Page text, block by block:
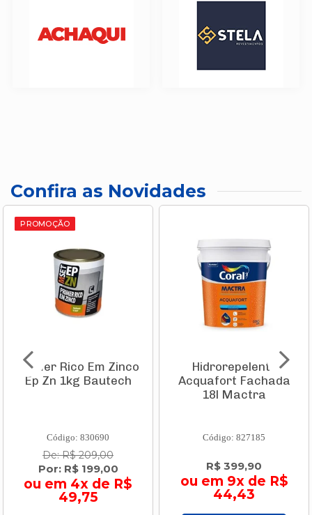
Confira as Novidades
PROMOÇÃO
Primer Rico Em Zinco
Ep Zn 1kg Bautech
Código: 830690
De: R$ 209,00
Por: R$ 199,00
ou em 4x de R$
49,75
Hidrorepelente
Acquafort Fachada
18l Mactra
Código: 827185
R$ 399,90
ou em 9x de R$
44,43